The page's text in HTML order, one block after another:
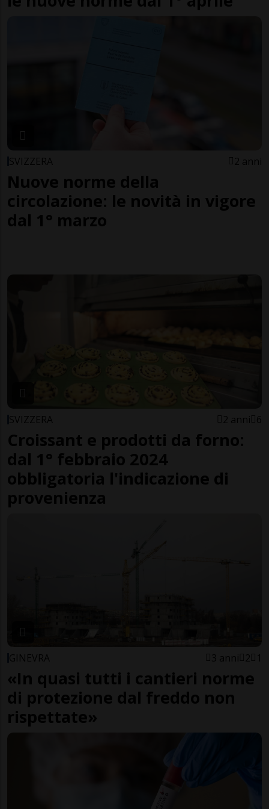
SVIZZERA 2 anni
Nuove norme della
circolazione: le novità in vigore
dal 1° marzo
SVIZZERA 2 anni 6
Croissant e prodotti da forno:
dal 1° febbraio 2024
obbligatoria l'indicazione di
provenienza
GINEVRA 3 anni 2 1
«In quasi tutti i cantieri norme
di protezione dal freddo non
rispettate»